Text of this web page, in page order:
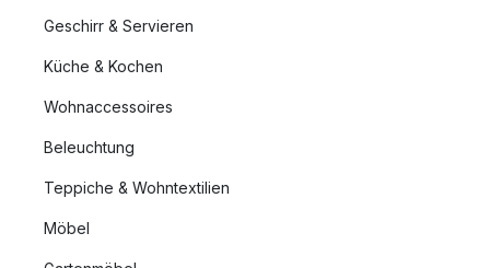
Geschirr & Servieren
Küche & Kochen
Wohnaccessoires
Beleuchtung
Teppiche & Wohntextilien
Möbel